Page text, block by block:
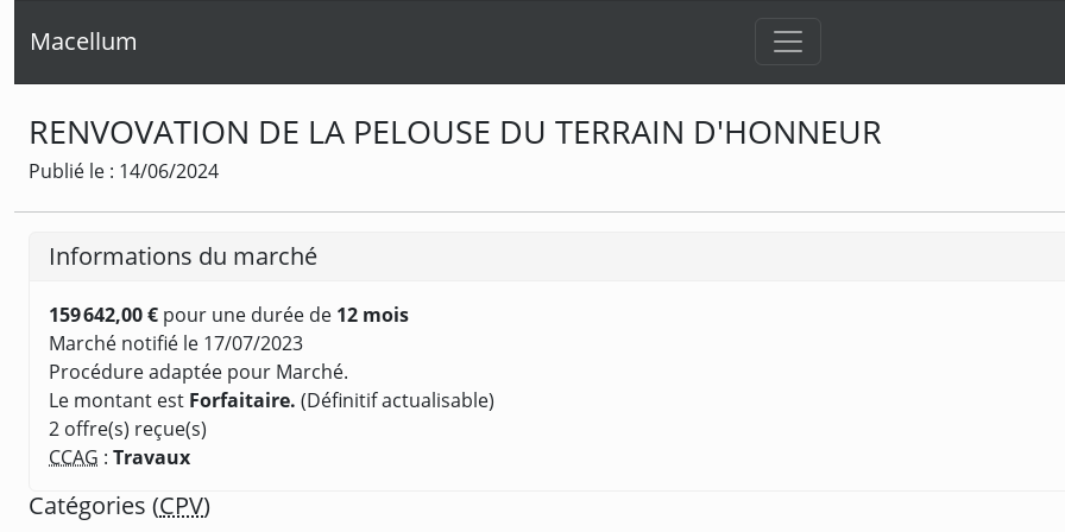
Macellum
RENVOVATION DE LA PELOUSE DU TERRAIN D'HONNEUR
Publié le : 14/06/2024
Informations du marché
159 642,00 € pour une durée de 12 mois
Marché notifié le 17/07/2023
Procédure adaptée pour Marché.
Le montant est Forfaitaire. (Définitif actualisable)
2 offre(s) reçue(s)
CCAG : Travaux
Catégories (CPV)